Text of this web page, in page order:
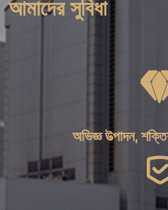
আমাদের সুবিধা
অভিজ্ঞ উত্পাদন,